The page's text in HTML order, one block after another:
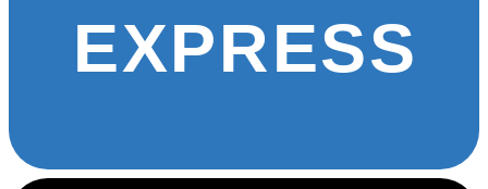
EXPRESS